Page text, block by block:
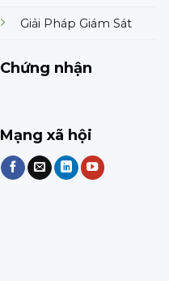
Giải Pháp Giám Sát
Chứng nhận
Mạng xã hội